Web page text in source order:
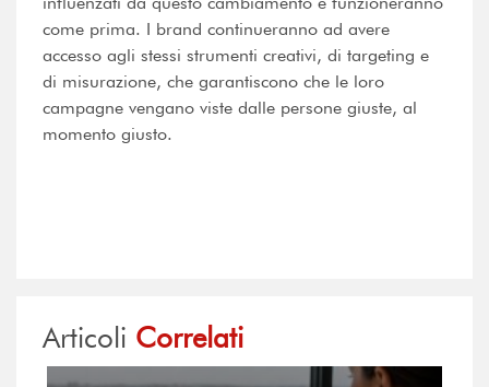
come prima. I brand continueranno ad avere
accesso agli stessi strumenti creativi, di targeting e
di misurazione, che garantiscono che le loro
campagne vengano viste dalle persone giuste, al
momento giusto.
Articoli Correlati